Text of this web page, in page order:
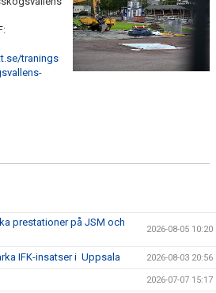
tranings
prestationer på JSM och
2026-08-05 10:20
IFK-insatser i Uppsala 2026-08-03 20:56
2026-07-07 15:17